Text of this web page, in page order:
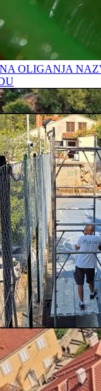
OLIGANJA